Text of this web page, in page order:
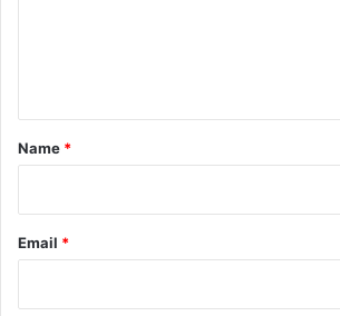
*
Name *
Email *